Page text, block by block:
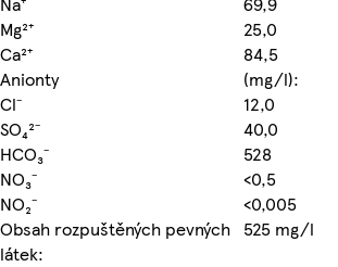
Mg²⁺
25,0
Ca²⁺
84,5
Anionty
(mg/l):
Cl⁻
12,0
SO₄²⁻
40,0
HCO₃⁻
528
NO₃⁻
<0,5
NO₂⁻
<0,005
Obsah rozpuštěných pevných
látek:
525 mg/l